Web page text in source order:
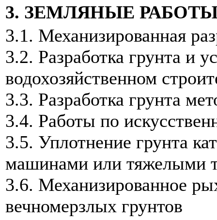
3. ЗЕМЛЯНЫЕ
3.1. Механизированная
3.2. Разработка грунта и
водохозяйственном
3.3. Разработка грунта
3.4. Работы по
3.5. Уплотнение грунта
машинами или тяжелыми
3.6. Механизированное
вечномерзлых грунтов